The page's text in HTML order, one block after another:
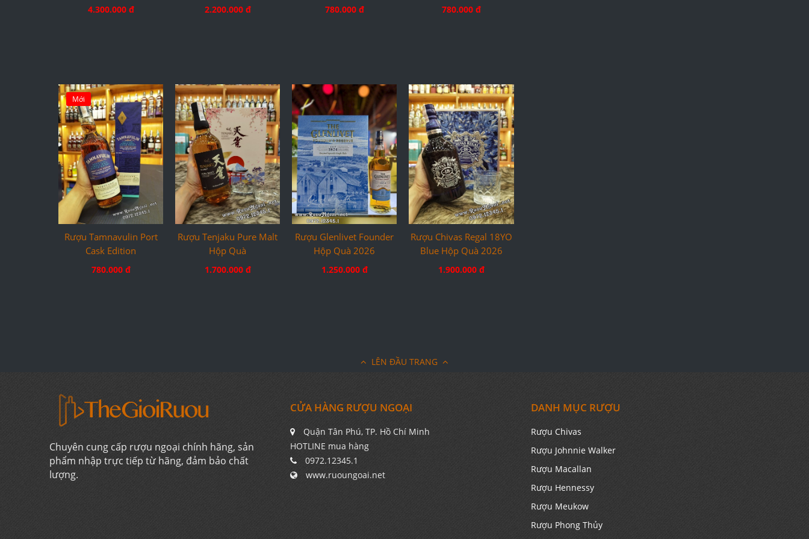
4.300.000 đ 2.200.000 đ 780.000 đ 780.000 đ
Mới
Rượu Tamnavulin Port
Cask Edition
780.000 đ
Rượu Tenjaku Pure Malt
Hộp Quà
1.700.000 đ
Rượu Glenlivet Founder
Hộp Quà 2026
1.250.000 đ
Rượu Chivas Regal 18YO
Blue Hộp Quà 2026
1.900.000 đ
LÊN ĐẦU TRANG
Chuyên cung cấp rượu ngoại chính hãng, sản
phẩm nhập trực tiếp từ hãng, đảm bảo chất
lượng.
CỬA HÀNG RƯỢU NGOẠI
Quận Tân Phú, TP. Hồ Chí Minh
HOTLINE mua hàng
0972.12345.1
www.ruoungoai.net
DANH MỤC RƯỢU
Rượu Chivas
Rượu Johnnie Walker
Rượu Macallan
Rượu Hennessy
Rượu Meukow
Rượu Phong Thủy